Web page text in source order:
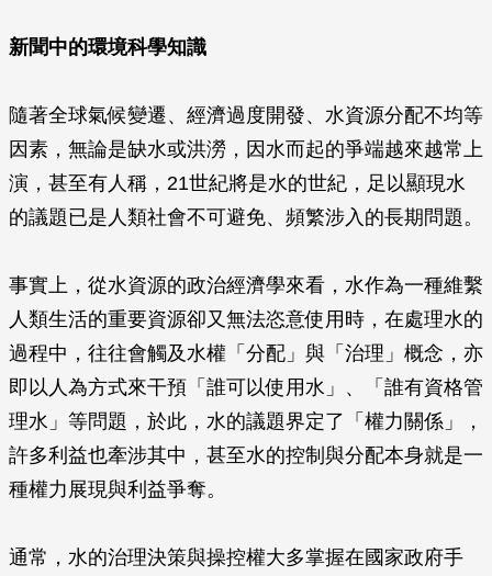
新聞中的環境科學知識
隨著全球氣候變遷、經濟過度開發、水資源分配不均等
因素，無論是缺水或洪澇，因水而起的爭端越來越常上
演，甚至有人稱，21世紀將是水的世紀，足以顯現水
的議題已是人類社會不可避免、頻繁涉入的長期問題。
事實上，從水資源的政治經濟學來看，水作為一種維繫
人類生活的重要資源卻又無法恣意使用時，在處理水的
過程中，往往會觸及水權「分配」與「治理」概念，亦
即以人為方式來干預「誰可以使用水」、「誰有資格管
理水」等問題，於此，水的議題界定了「權力關係」，
許多利益也牽涉其中，甚至水的控制與分配本身就是一
種權力展現與利益爭奪。
通常，水的治理決策與操控權大多掌握在國家政府手